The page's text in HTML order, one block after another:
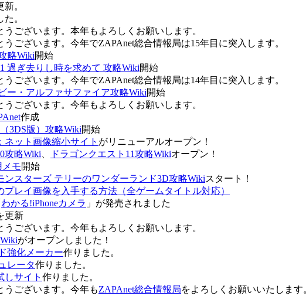
新。
。
ございます。本年もよろしくお願いします。
ございます。今年でZAPAnet総合情報局は15年目に突入します。
略Wiki開始
過ぎ去りし時を求めて 攻略Wiki開始
ございます。今年でZAPAnet総合情報局は14年目に突入します。
ー・アルファサファイア攻略Wiki開始
ございます。今年もよろしくお願いします。
作成
3DS版）攻略Wiki開始
ネット画像縮小サイト がリニューアルオープン！
攻略Wiki ドラゴンクエスト11攻略Wikiオープン！
メモ開始
ンスターズ テリーのワンダーランド3D攻略Wikiスタート！
レイ画像を入手する方法（全ゲームタイトル対応）
わかる!iPhoneカメラ 」が発売されました
更新
ございます。今年もよろしくお願いします。
がオープンしました！
強化メーカー作りました。
レータ作りました。
しサイト 作りました。
ございます。今年もZAPAnet総合情報局をよろしくお願いいたします